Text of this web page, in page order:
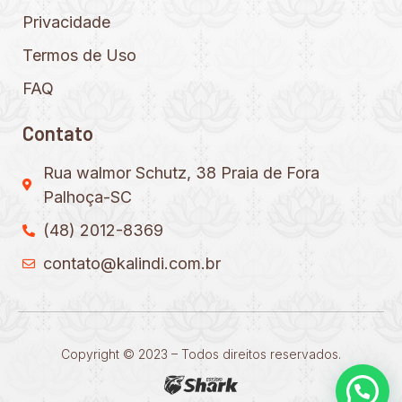
Privacidade
Termos de Uso
FAQ
Contato
Rua walmor Schutz, 38 Praia de Fora
Palhoça-SC
(48) 2012-8369
contato@kalindi.com.br
Copyright © 2023 – Todos direitos reservados.